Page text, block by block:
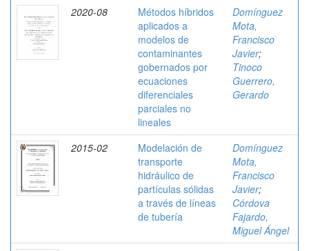
2020-08
Métodos híbridos
aplicados a
modelos de
contaminantes
gobernados por
ecuaciones
diferenciales
parciales no
lineales
Domínguez
Mota,
Francisco
Javier;
Tinoco
Guerrero,
Gerardo
2015-02
Modelación de
transporte
hidráulico de
partículas sólidas
a través de líneas
de tubería
Domínguez
Mota,
Francisco
Javier;
Córdova
Fajardo,
Miguel Ángel